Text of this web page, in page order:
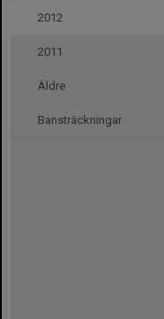
2012
2011
Äldre
Bansträckningar